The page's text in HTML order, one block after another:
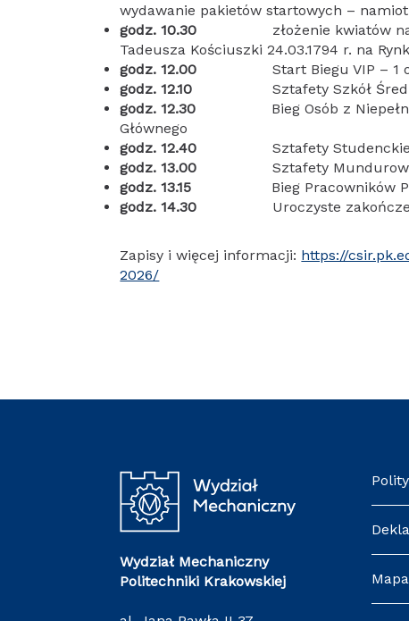
wydawanie pakietów startowych –
godz. 10.30 złożenie kwiatów
Tadeusza Kościuszki 24.03.1794 r. na
godz. 12.00 Start Biegu VIP – 1
godz. 12.10 Sztafety Szkół Średnich
godz. 12.30 Bieg Osób z
Głównego
godz. 12.40Sztafety
godz. 13.00 Sztafety Mundurowe K i
godz. 13.15 Bieg Pracowników
godz. 14.30 Uroczyste
Zapisy i więcej informacji: https://
2026/
Wydział Mechaniczny
Politechniki Krakowskiej